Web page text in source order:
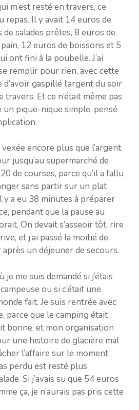
m’est resté en travers, ce
repas. Il y avait 14 euros de
salades prêtes, 8 euros de
12 euros de boissons et 5
ont fini à la poubelle. J’ai
remplir pour rien, avec cette
gaspillé l’argent du soir
Et ce n’était même pas
pique-nique simple, pensé
encore plus que l’argent.
jusqu’au supermarché de
de courses, parce qu’il a fallu
sans partir sur un plat
y a eu 38 minutes à préparer
pendant que la pause au
On devait s’asseoir tôt, rire
et j’ai passé la moitié de
après un déjeuner de secours.
je me suis demandé si j’étais
ou si c’était une
fait. Je suis rentrée avec
parce que le camping était
bonne, et mon organisation
une histoire de glacière mal
l’affaire sur le moment,
perdu est resté plus
Si j’avais su que 54 euros
ça, je n’aurais pas pris cette